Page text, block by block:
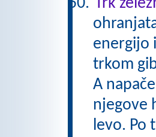
Trk
energijo
trkom
A
njegove
levo. Po